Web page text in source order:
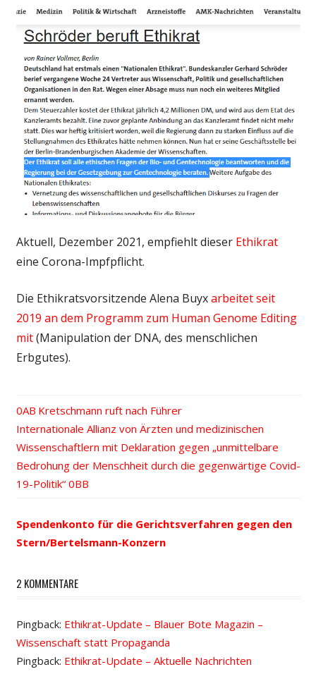
Aktuell, Dezember 2021, empfiehlt dieser Ethikrat
eine Corona-Impfpflicht.
Die Ethikratsvorsitzende Alena Buyxarbeitet seit
2019 an dem Programm zum Human Genome Editing
mit(Manipulation der DNA, des menschlichen
Erbgutes).
Beitrags-
Navigation
Vorheriger
Beitrag:
Kretschmann ruft nach Führer
Nächster
Beitrag:
Internationale Allianz von Ärzten und medizinischen
Wissenschaftlern mit Deklaration gegen „unmittelbare
Bedrohung der Menschheit durch die gegenwärtige Covid-
19-Politik“
Spendenkonto für die Gerichtsverfahren gegen den
Stern/Bertelsmann-Konzern
2 KOMMENTARE
Pingback: Ethikrat-Update – Blauer Bote Magazin –
Wissenschaft statt Propaganda
Pingback: Ethikrat-Update – Aktuelle Nachrichten